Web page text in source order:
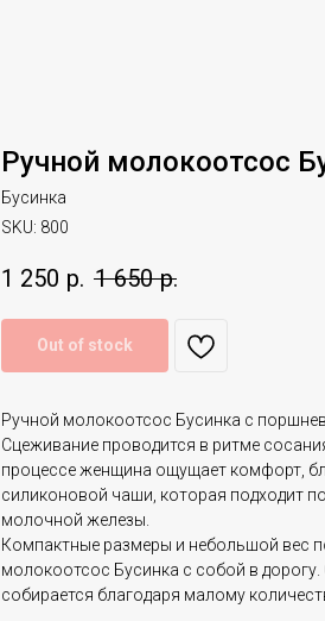
Ручной молокоотсос
Бусинка
SKU: 800
1 250 р. 1 650 р.
Out of stock
Ручной молокоотсос Бусинка с
Сцеживание проводится в ритме
процессе женщина ощущает комфорт,
силиконовой чаши, которая подходит
молочной железы.
Компактные размеры и небольшой вес
молокоотсос Бусинка с собой в дорогу.
собирается благодаря малому